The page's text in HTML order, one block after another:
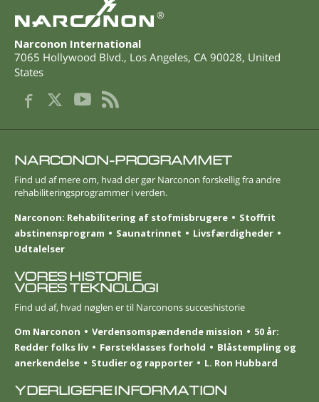
®
Narconon International
7065 Hollywood Blvd., Los Angeles, CA 90028, United
States
NARCONON-PROGRAMMET
Find ud af mere om, hvad der gør Narconon forskellig fra andre
rehabiliteringsprogrammer i verden.
Narconon: Rehabilitering af stofmisbrugere
Stoffrit
abstinensprogram
Saunatrinnet
Livsfærdigheder
Udtalelser
VORES HISTORIE
VORES TEKNOLOGI
Find ud af, hvad nøglen er til Narconons succeshistorie
Om Narconon
Verdensomspændende mission
50 år:
Redder folks liv
Førsteklasses forhold
Blåstempling og
anerkendelse
Studier og rapporter L. Ron Hubbard
YDERLIGERE INFORMATION